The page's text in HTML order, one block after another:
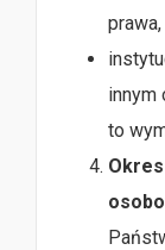
prawa,
innym
to